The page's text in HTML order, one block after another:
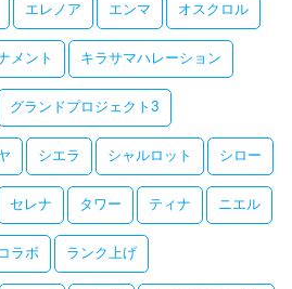
エレノア エンマ オスクロル
メント キラサマハレーション
グランドプロジェクト3
シエラ シャルロット シロー
セレナ タワー ティナ ニエル
ラボ ランク上げ